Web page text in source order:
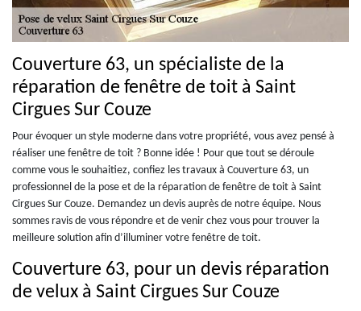
Couverture 63, un spécialiste de la
réparation de fenêtre de toit à Saint
Cirgues Sur Couze
Pour évoquer un style moderne dans votre propriété, vous avez pensé à
réaliser une fenêtre de toit ? Bonne idée ! Pour que tout se déroule
comme vous le souhaitiez, confiez les travaux à Couverture 63, un
professionnel de la pose et de la réparation de fenêtre de toit à Saint
Cirgues Sur Couze. Demandez un devis auprès de notre équipe. Nous
sommes ravis de vous répondre et de venir chez vous pour trouver la
meilleure solution afin d’illuminer votre fenêtre de toit.
Couverture 63, pour un devis réparation
de velux à Saint Cirgues Sur Couze